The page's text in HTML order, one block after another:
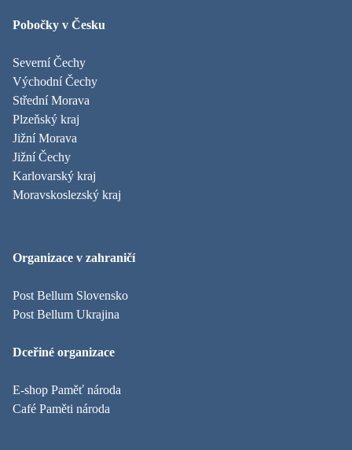
Pobočky v Česku
Severní Čechy
Východní Čechy
Střední Morava
Plzeňský kraj
Jižní Morava
Jižní Čechy
Karlovarský kraj
Moravskoslezský kraj
Organizace v zahraničí
Post Bellum Slovensko
Post Bellum Ukrajina
Dceřiné organizace
E-shop Paměť národa
Café Paměti národa